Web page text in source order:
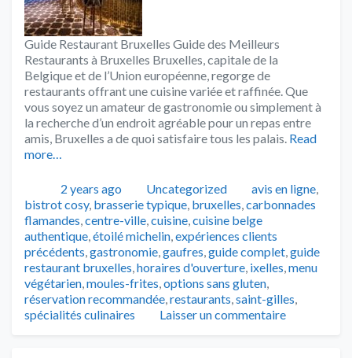
Guide Restaurant Bruxelles Guide des Meilleurs
Restaurants à Bruxelles Bruxelles, capitale de la
Belgique et de l’Union européenne, regorge de
restaurants offrant une cuisine variée et raffinée. Que
vous soyez un amateur de gastronomie ou simplement à
la recherche d’un endroit agréable pour un repas entre
amis, Bruxelles a de quoi satisfaire tous les palais. Read
more…
Publié2 years ago Catégories
Uncategorized Tags
avis en ligne,
bistrot cosy, brasserie typique, bruxelles,carbonnades
flamandes,centre-ville,cuisine,cuisine belge
authentique,étoilé michelin,expériences clients
précédents,gastronomie,gaufres,guide complet,guide
restaurant bruxelles,horaires d'ouverture, ixelles,menu
végétarien,moules-frites,options sans gluten,
réservation recommandée,restaurants,saint-gilles,
spécialités culinaires
Laisser un commentaire